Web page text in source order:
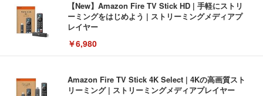
【New】Amazon Fire TV Stick HD | 手軽にストリ
ーミングをはじめよう | ストリーミングメディアプ
レイヤー
￥6,980
Amazon Fire TV Stick 4K Select | 4Kの高画質スト
リーミング | ストリーミングメディアプレイヤー